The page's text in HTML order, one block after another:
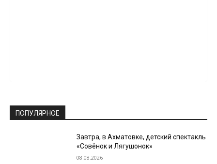
ПОПУЛЯРНОЕ
Завтра, в Ахматовке, детский спектакль
«Совёнок и Лягушонок»
08.08.2026